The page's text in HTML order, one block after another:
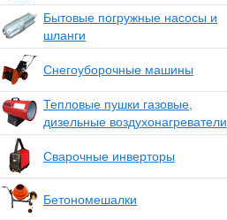
Бытовые погружные насосы и
шланги
Снегоуборочные машины
Тепловые пушки газовые,
дизельные воздухонагреватели
Сварочные инверторы
Бетономешалки